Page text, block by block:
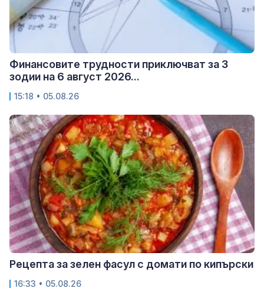
Финансовите трудности приключват за 3
зодии на 6 август 2026...
15:18 • 05.08.26
Рецепта за зелен фасул с домати по кипърски
16:33 • 05.08.26